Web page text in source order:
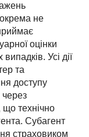
не
оцінки
Усі дії
та
доступу
через
технічно
Субагент
страховиком